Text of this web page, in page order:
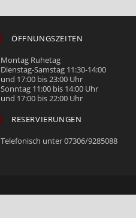
ÖFFNUNGSZEITEN
Montag Ruhetag
Dienstag-Samstag 11:30-14:00
und 17:00 bis 23:00 Uhr
Sonntag 11:00 bis 14:00 Uhr
und 17:00 bis 22:00 Uhr
RESERVIERUNGEN
Telefonisch unter 07306/9285088